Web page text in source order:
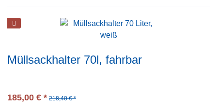
Müllsackhalter 70l, fahrbar
185,00 € * 218,40 € *